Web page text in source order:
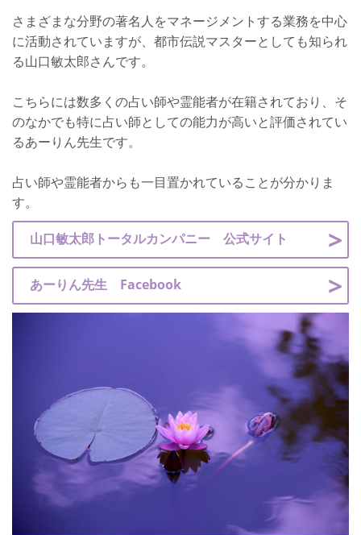
さまざまな分野の著名人をマネージメントする業務を中心
に活動されていますが、都市伝説マスターとしても知られ
る山口敏太郎さんです。
こちらには数多くの占い師や霊能者が在籍されており、そ
のなかでも特に占い師としての能力が高いと評価されてい
るあーりん先生です。
占い師や霊能者からも一目置かれていることが分かりま
す。
山口敏太郎トータルカンパニー 公式サイト
あーりん先生 Facebook